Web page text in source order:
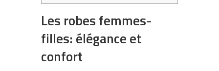
Les robes femmes-
filles: élégance et
confort